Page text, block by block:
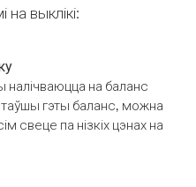
на выклікі:
налічваюцца на баланс
гэты баланс, можна
свеце па нізкіх цэнах на